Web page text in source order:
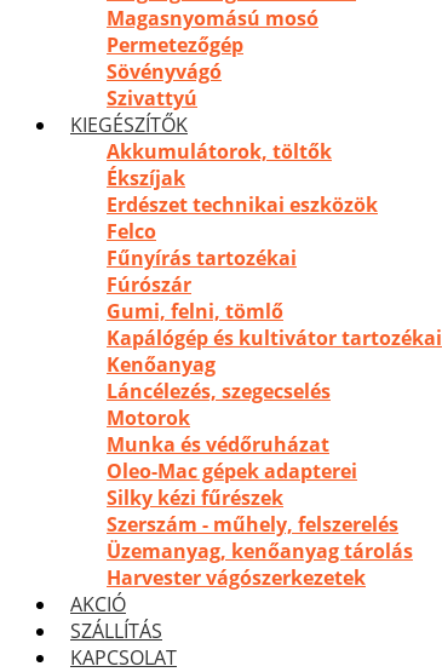
Magasnyomású mosó
Permetezőgép
Sövényvágó
Szivattyú
KIEGÉSZÍTŐK
Akkumulátorok, töltők
Ékszíjak
Erdészet technikai eszközök
Felco
Fűnyírás tartozékai
Fúrószár
Gumi, felni, tömlő
Kapálógép és kultivátor tartozékai
Kenőanyag
Láncélezés, szegecselés
Motorok
Munka és védőruházat
Oleo-Mac gépek adapterei
Silky kézi fűrészek
Szerszám - műhely, felszerelés
Üzemanyag, kenőanyag tárolás
Harvester vágószerkezetek
AKCIÓ
SZÁLLÍTÁS
KAPCSOLAT